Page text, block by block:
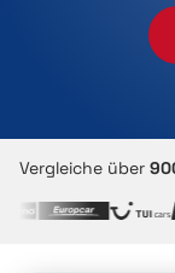
Vergleiche über